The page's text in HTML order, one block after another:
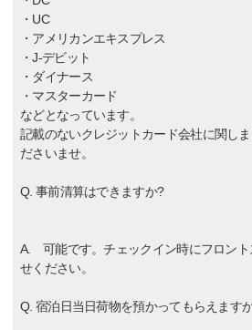
・UC
・アメリカンエキスプレス
・J-デビット
・ダイナース
・マスターカード
などとなっています。
記載のないクレジットカード会社に関し
ださいませ。
Q. 事前清算はできますか?
A. 可能です。チェックイン時にフロント
せください。
Q. 宿泊日当日荷物を預かってもらえます